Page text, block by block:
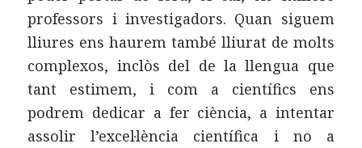
professors i investigadors. Quan siguem
lliures ens haurem també lliurat de molts
complexos, inclòs del de la llengua que
tant estimem, i com a científics ens
podrem dedicar a fer ciència, a intentar
assolir l’excel·lència científica i no a